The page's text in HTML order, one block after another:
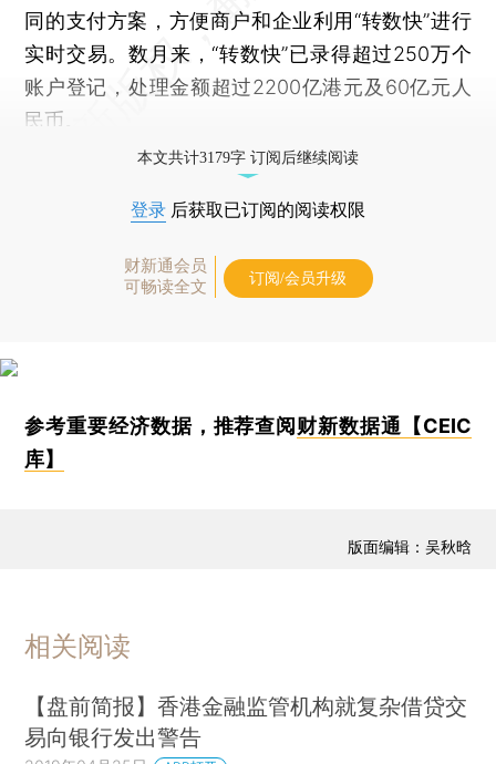
同的支付方案，方便商户和企业利用“转数快”进行
实时交易。数月来，“转数快”已录得超过250万个
账户登记，处理金额超过2200亿港元及60亿元人
民币。
本文共计3179字 订阅后继续阅读
登录 后获取已订阅的阅读权限
财新通会员
可畅读全文
订阅/会员升级
参考重要经济数据，推荐查阅 财新数据通【CEIC
库】
版面编辑：吴秋晗
相关阅读
【盘前简报】香港金融监管机构就复杂借贷交
易向银行发出警告